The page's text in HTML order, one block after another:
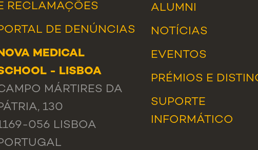
RECLAMAÇÕES
DE DENÚNCIAS
MEDICAL
- LISBOA
MÁRTIRES DA
130
056 LISBOA
ALUMNI
NOTÍCIAS
EVENTOS
PRÉMIOS E
SUPORTE
INFORMÁTICO